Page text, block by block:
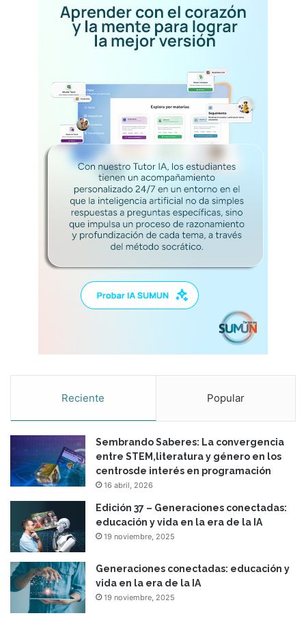
Reciente Popular
Sembrando Saberes: La convergencia
entre STEM,literatura y género en los
centrosde interés en programación
16 abril, 2026
Edición 37 – Generaciones conectadas:
educación y vida en la era de la IA
19 noviembre, 2025
Generaciones conectadas: educación y
vida en la era de la IA
19 noviembre, 2025